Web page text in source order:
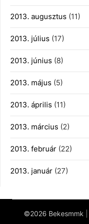
2013. augusztus (11)
2013. július (17)
2013. június (8)
2013. május (5)
2013. április (11)
2013. március (2)
2013. február (22)
2013. január (27)
©2026 Bekesmmk